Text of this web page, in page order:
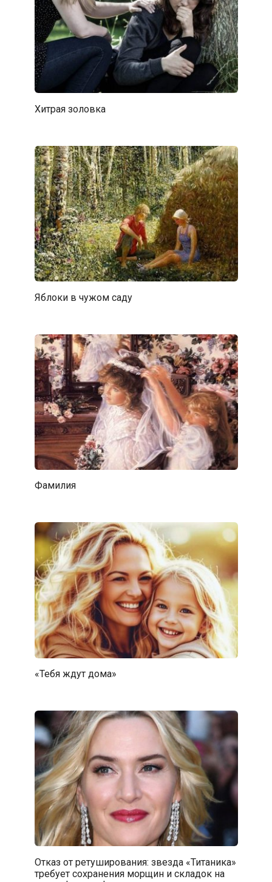
Хитрая золовка
Яблоки в чужом саду
Фамилия
«Тебя ждут дома»
Отказ от ретуширования: звезда «Титаника»
требует сохранения морщин и складок на